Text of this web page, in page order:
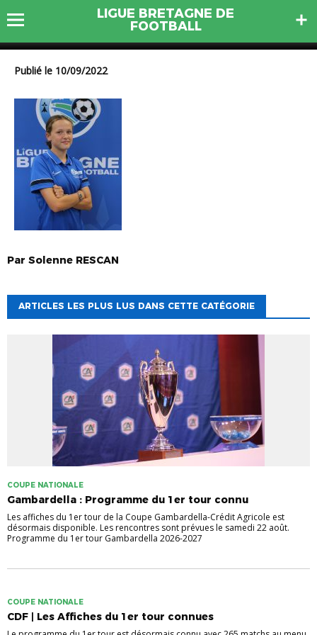
LIGUE BRETAGNE DE
FOOTBALL
5 DUGAST Zoé
Publié le 10/09/2022
Par Solenne RESCAN
ARTICLES LES PLUS LUS DANS CETTE CATÉGORIE
COUPE NATIONALE
Gambardella : Programme du 1er tour connu
Les affiches du 1er tour de la Coupe Gambardella-Crédit Agricole est
désormais disponible. Les rencontres sont prévues le samedi 22 août.
Programme du 1er tour Gambardella 2026-2027
COUPE NATIONALE
CDF | Les Affiches du 1er tour connues